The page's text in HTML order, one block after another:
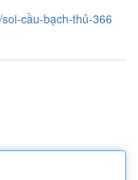
cầu-bạch-thủ-366